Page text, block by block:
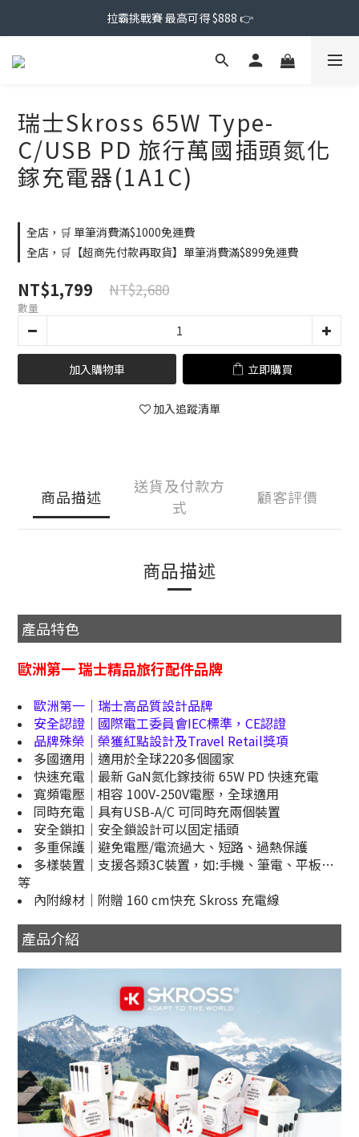
拉霸挑戰賽 最高可得 $888 👉
瑞士Skross 65W Type-
C/USB PD 旅行萬國插頭氮化
鎵充電器(1A1C)
全店，🛒 單筆消費滿$1000免運費
全店，🛒【超商先付款再取貨】單筆消費滿$899免運費
NT$1,799 NT$2,680
數量
加入購物車 立即購買
加入追蹤清單
商品描述
送貨及付款方
式
顧客評價
商品描述
產品特色
歐洲第一 瑞士精品旅行配件品牌
歐洲第一｜瑞士高品質設計品牌
安全認證｜國際電工委員會IEC標準，CE認證
品牌殊榮｜榮獲紅點設計及Travel Retail獎項
多國適用｜適用於全球220多個國家
快速充電｜最新 GaN氮化鎵技術 65W PD 快速充電
寬頻電壓｜相容 100V-250V電壓，全球適用
同時充電｜具有USB-A/C 可同時充兩個裝置
安全鎖扣｜安全鎖設計可以固定插頭
多重保護｜避免電壓/電流過大、短路、過熱保護
多樣裝置｜支援各類3C裝置，如:手機、筆電、平板…
等
內附線材｜附贈 160 cm快充 Skross 充電線
產品介紹